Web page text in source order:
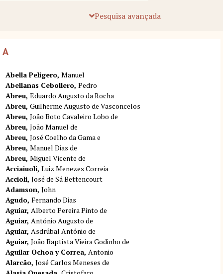
Pesquisa avançada
A
Abella Peligero Manuel
Abellanas Cebollero Pedro
Abreu Eduardo Augusto da Rocha
Abreu Guilherme Augusto de Vasconcelos
Abreu João Boto Cavaleiro Lobo de
Abreu João Manuel de
Abreu José Coelho da Gama e
Abreu Manuel Dias de
Abreu Miguel Vicente de
Acciaiuoli Luiz Menezes Correia
Accioli José de Sá Bettencourt
Adamson John
Agudo Fernando Dias
Aguiar Alberto Pereira Pinto de
Aguiar António Augusto de
Aguiar Asdrúbal António de
Aguiar João Baptista Vieira Godinho de
Aguilar Ochoa y Correa Antonio
Alarcão José Carlos Meneses de